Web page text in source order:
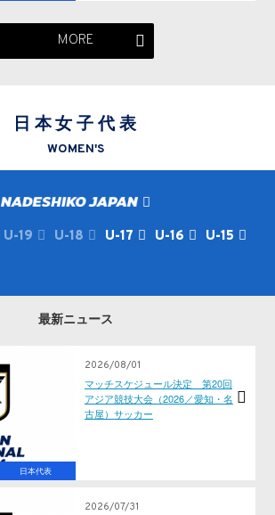
MORE
日本女子代表
WOMEN'S
U-19 U-18 U-17 U-16
U-15
最新ニュース
日本代表
2026/08/01
マッチスケジュール決定 第20回
アジア競技大会（2026／愛知・名
古屋）サッカー
2026/07/31